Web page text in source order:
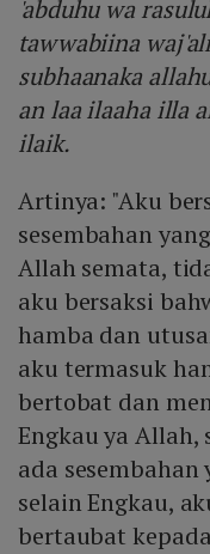
'abduhu wa
tawwabiina
subhaanaka
an laa ilaaha illa
ilaik.
Artinya: "Aku
sesembahan
Allah semata,
aku bersaksi
hamba dan
aku termasuk
bertobat dan
Engkau ya
ada
selain Engkau,
bertaubat